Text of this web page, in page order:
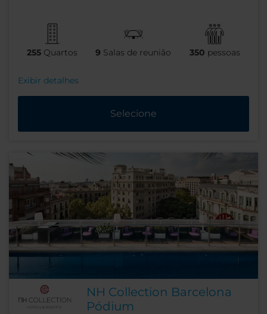
255 Quartos 9 Salas de reunião 350 pessoas
Exibir detalhes
Selecione
NH Collection Barcelona
Pódium